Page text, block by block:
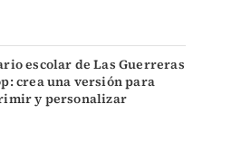
escolar de Las Guerreras
crea una versión para
y personalizar